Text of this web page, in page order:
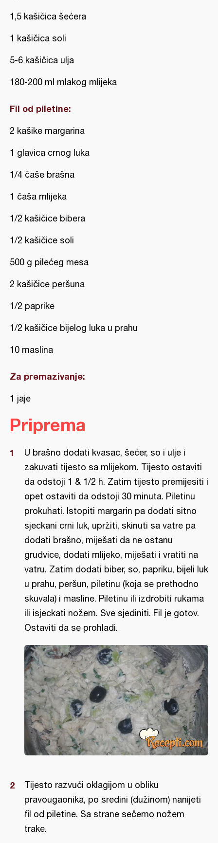
1,5 kašičica šećera
1 kašičica soli
5-6 kašičica ulja
180-200 ml mlakog mlijeka
Fil od piletine:
2 kašike margarina
1 glavica crnog luka
1/4 čaše brašna
1 čaša mlijeka
1/2 kašičice bibera
1/2 kašičice soli
500 g pilećeg mesa
2 kašičice peršuna
1/2 paprike
1/2 kašičice bijelog luka u prahu
10 maslina
Za premazivanje:
1 jaje
Priprema
U brašno dodati kvasac, šećer, so i ulje i
zakuvati tijesto sa mlijekom. Tijesto ostaviti
da odstoji 1 & 1/2 h. Zatim tijesto premijesiti i
opet ostaviti da odstoji 30 minuta. Piletinu
prokuhati. Istopiti margarin pa dodati sitno
sjeckani crni luk, upržiti, skinuti sa vatre pa
dodati brašno, miješati da ne ostanu
grudvice, dodati mlijeko, miješati i vratiti na
vatru. Zatim dodati biber, so, papriku, bijeli luk
u prahu, peršun, piletinu (koja se prethodno
skuvala) i masline. Piletinu ili izdrobiti rukama
ili isjeckati nožem. Sve sjediniti. Fil je gotov.
Ostaviti da se prohladi.
Tijesto razvući oklagijom u obliku
pravougaonika, po sredini (dužinom) nanijeti
fil od piletine. Sa strane sečemo nožem
trake.